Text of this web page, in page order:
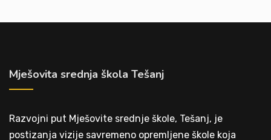
Mješovita srednja škola Tešanj
Razvojni put Mješovite srednje škole, Tešanj, je
postizanja vizije savremeno opremljene škole koja